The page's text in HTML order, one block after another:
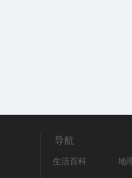
导航
生活百科
地